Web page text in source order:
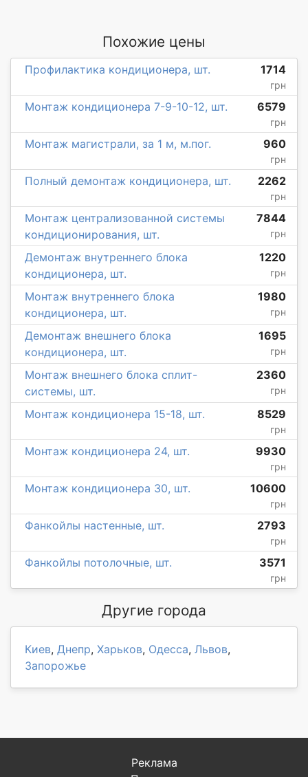
Похожие цены
Профилактика кондиционера, шт. 1714
грн
Монтаж кондиционера 7-9-10-12, шт. 6579
грн
Монтаж магистрали, за 1 м, м.пог. 960
грн
Полный демонтаж кондиционера, шт. 2262
грн
Монтаж централизованной системы
кондиционирования, шт.
7844
грн
Демонтаж внутреннего блока
кондиционера, шт.
1220
грн
Монтаж внутреннего блока
кондиционера, шт.
1980
грн
Демонтаж внешнего блока
кондиционера, шт.
1695
грн
Монтаж внешнего блока сплит-
системы, шт.
2360
грн
Монтаж кондиционера 15-18, шт. 8529
грн
Монтаж кондиционера 24, шт. 9930
грн
Монтаж кондиционера 30, шт. 10600
грн
Фанкойлы настенные, шт. 2793
грн
Фанкойлы потолочные, шт. 3571
грн
Другие города
Киев, Днепр, Харьков, Одесса, Львов,
Запорожье
Реклама